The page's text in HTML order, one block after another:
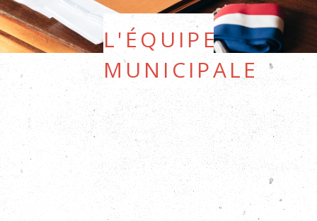
L'équipe
municipale